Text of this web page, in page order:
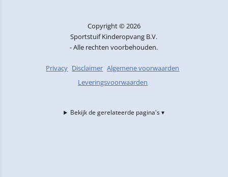
Copyright © 2026
Sportstuif Kinderopvang B.V.
- Alle rechten voorbehouden.
Privacy Disclaimer Algemene voorwaarden
Leveringsvoorwaarden
Bekijk de gerelateerde pagina's